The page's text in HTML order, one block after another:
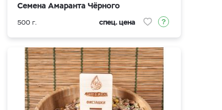
Семена Амаранта Чёрного
500 г. спец. цена